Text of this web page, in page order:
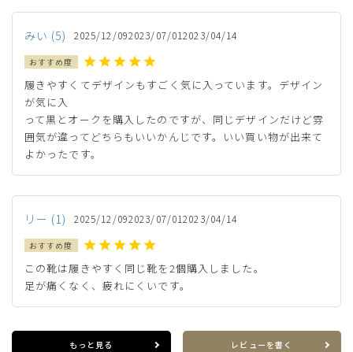
みい 5 2025/12/092023/07/012023/04/14
履きやすくてデザインもすごく気に入っています。デザイン
が気に入
って黒とオークを購入したのですが、同じデザインだけど雰
囲気が違ってどちらもいいかんじです。いい買い物が出来て
よかったです。
リー 1 2025/12/092023/07/012023/04/14
この靴は履きやすく同じ靴を2個購入しました。
足が痛くなく、疲れにくいです。
もっと見る レビューを書く